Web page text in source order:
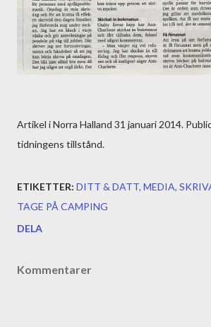
Artikel i Norra Halland 31 januari 2014.
tidningens tillstånd.
ETIKETTER: DITT & DATT MEDIA
TAGE PÅ CAMPING
DELA
Kommentarer